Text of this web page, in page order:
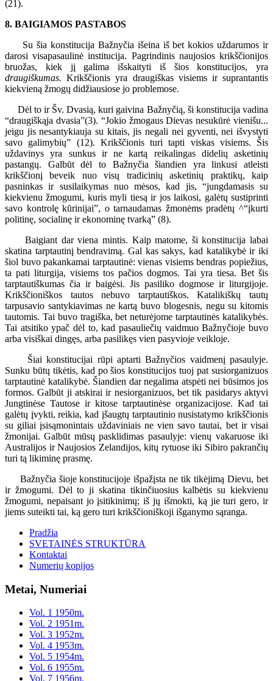
(21).
8. BAIGIAMOS PASTABOS
Su šia konstitucija Bažnyčia išeina iš bet kokios uždarumos ir
darosi visapasaulinė institucija. Pagrindinis naujosios krikščionijos
bruožas, kiek jį galima išskaityti iš šios konstitucijos, yra
draugiškumas.Krikščionis yra draugiškas visiems ir suprantantis
kiekvieną žmogų didžiausiose jo problemose.
Dėl to ir Šv. Dvasią, kuri gaivina Bažnyčią, ši konstitucija vadina
“draugiškąja dvasia”(3). “Jokio žmogaus Dievas nesukūrė vienišu...
jeigu jis nesantykiauja su kitais, jis negali nei gyventi, nei išvystyti
savo galimybių” (12). Krikščionis turi tapti viskas visiems. Šis
uždavinys yra sunkus ir ne kartą reikalingas didelių asketinių
pastangų. Galbūt dėl to Bažnyčia šiandien yra linkusi atleisti
krikščionį beveik nuo visų tradicinių asketinių praktikų, kaip
pasninkas ir susilaikymas nuo mėsos, kad jis, “jungdamasis su
kiekvienu žmogumi, kuris myli tiesą ir jos laikosi, galėtų sustiprinti
savo kontrolę kūrinijai”, o tarnaudamas žmonėms pradėtų ^“įkurti
politinę, socialinę ir ekonominę tvarką” (8).
Baigiant dar viena mintis. Kaip matome, ši konstitucija labai
skatina tarptautinį bendravimą. Gal kas sakys, kad katalikybė ir iki
šiol buvo pakankamai tarptautinė: vienas visiems bendras popiežius,
ta pati liturgija, visiems tos pačios dogmos. Tai yra tiesa. Bet šis
tarptautiškumas čia ir baigėsi. Jis pasiliko dogmose ir liturgijoje.
Krikščioniškos tautos nebuvo tarptautiškos. Katalikiškų tautų
tarpusavio santykiavimas ne kartą buvo blogesnis, negu su kitomis
tautomis. Tai buvo tragiška, bet neturėjome tarptautinės katalikybės.
Tai atsitiko ypač dėl to, kad pasauliečių vaidmuo Bažnyčioje buvo
arba visiškai dingęs, arba pasilikęs vien pasyvioje veikloje.
Šiai konstitucijai rūpi aptarti Bažnyčios vaidmenį pasaulyje.
Sunku būtų tikėtis, kad po šios konstitucijos tuoj pat susiorganizuos
tarptautinė katalikybė. Šiandien dar negalima atspėti nei būsimos jos
formos. Galbūt ji atskirai ir nesiorganizuos, bet tik pasidarys aktyvi
Jungtinėse Tautose ir kitose tarptautinėse organizacijose. Kad tai
galėtų įvykti, reikia, kad įšaugtų tarptautinio nusistatymo krikščionis
su giliai įsisąmonintais uždaviniais ne vien savo tautai, bet ir visai
žmonijai. Galbūt mūsų pasklidimas pasaulyje: vienų vakaruose iki
Australijos ir Naujosios Zelandijos, kitų rytuose iki Sibiro pakrančių
turi tą likiminę prasmę.
Bažnyčia šioje konstitucijoje išpažįsta ne tik tikėjimą Dievu, bet
ir žmogumi. Dėl to ji skatina tikinčiuosius kalbėtis su kiekvienu
žmogumi, nepaisant jo įsitikinimų; iš jų išmokti, ką jie turi gero, ir
jiems suteikti tai, ką gero turi krikščioniškoji išganymo sąranga.
Pradžia
SVETAINĖS STRUKTŪRA
Kontaktai
Numerių kopijos
Metai, Numeriai
Vol. 1 1950m.
Vol. 2 1951m.
Vol. 3 1952m.
Vol. 4 1953m.
Vol. 5 1954m.
Vol. 6 1955m.
Vol. 7 1956m.